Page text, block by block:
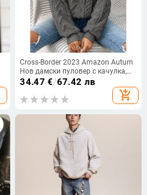
Cross-Border 2023 Amazon Autum
Нов дамски пуловер с качулка,
плюшено кадифе и дълъг ръкав, с
34.47 €/67.42 лв
add_shopping_cart